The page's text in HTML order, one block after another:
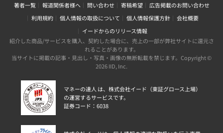
著者一覧 報道関係者様へ 問い合わせ 寄稿希望
広告掲載のお問い合わせ
利用規約
個人情報の取扱について 個人情報保護方針
会社概要
イードからのリリース情報
紹介した商品/サービスを購入、契約した場合に、売上の一部が弊社サイトに還元さ
れることがあります。
当サイトに掲載の記事・見出し・写真・画像の無断転載を禁じます。Copyright ©
2026 IID, Inc.
マネーの達人 は、株式会社イード（東証グロース上場）
の運営するサービスです。
証券コード：6038